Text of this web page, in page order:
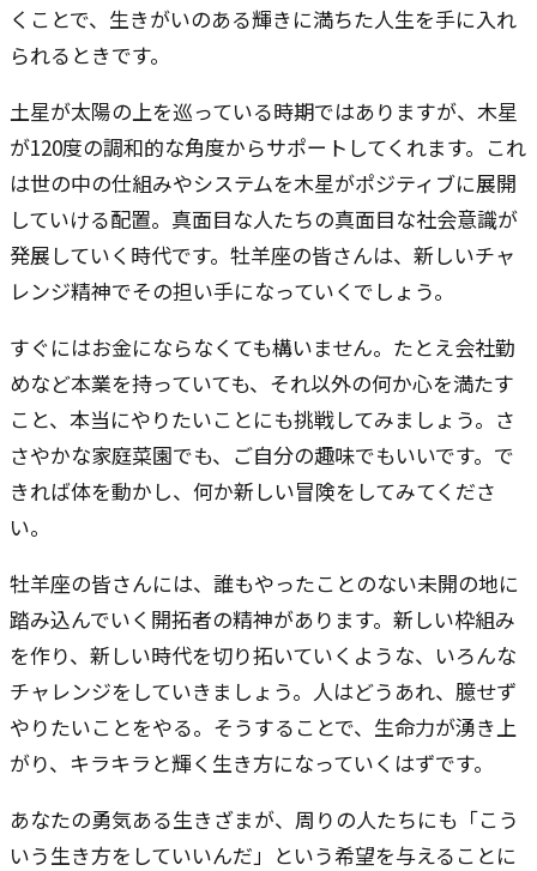
くことで、生きがいのある輝きに満ちた人生を手に入れ
られるときです。
土星が太陽の上を巡っている時期ではありますが、木星
が120度の調和的な角度からサポートしてくれます。これ
は世の中の仕組みやシステムを木星がポジティブに展開
していける配置。真面目な人たちの真面目な社会意識が
発展していく時代です。牡羊座の皆さんは、新しいチャ
レンジ精神でその担い手になっていくでしょう。
すぐにはお金にならなくても構いません。たとえ会社勤
めなど本業を持っていても、それ以外の何か心を満たす
こと、本当にやりたいことにも挑戦してみましょう。さ
さやかな家庭菜園でも、ご自分の趣味でもいいです。で
きれば体を動かし、何か新しい冒険をしてみてくださ
い。
牡羊座の皆さんには、誰もやったことのない未開の地に
踏み込んでいく開拓者の精神があります。新しい枠組み
を作り、新しい時代を切り拓いていくような、いろんな
チャレンジをしていきましょう。人はどうあれ、臆せず
やりたいことをやる。そうすることで、生命力が湧き上
がり、キラキラと輝く生き方になっていくはずです。
あなたの勇気ある生きざまが、周りの人たちにも「こう
いう生き方をしていいんだ」という希望を与えることに